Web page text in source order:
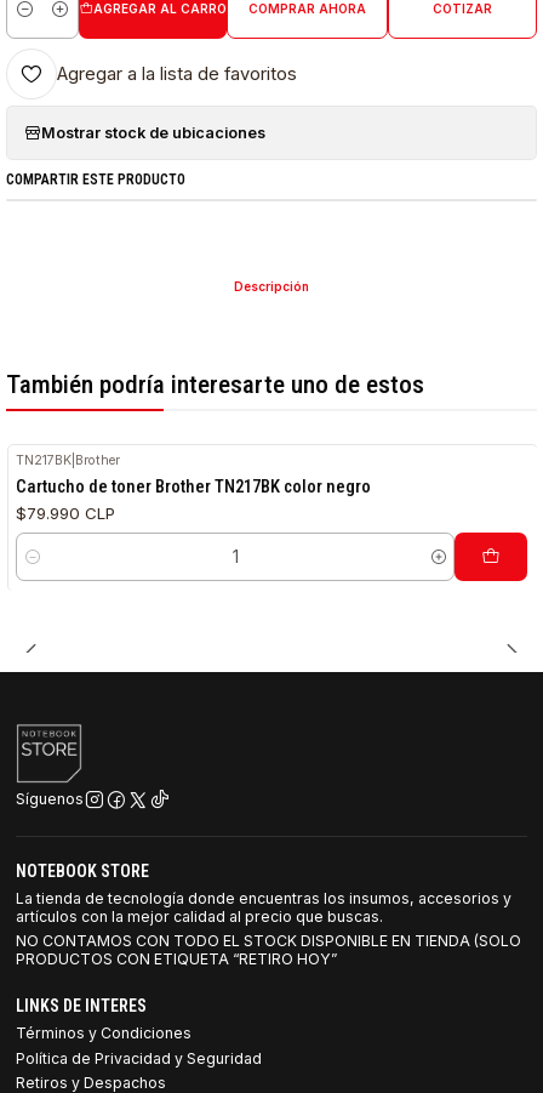
Cantidad
AGREGAR AL CARRO COMPRAR AHORA COTIZAR
Agregar a la lista de favoritos
Mostrar stock de ubicaciones
COMPARTIR ESTE PRODUCTO
Descripción
También podría interesarte uno de estos
TN217BK Brother
Cartucho de toner Brother TN217BK color negro
$79.990 CLP
Cantidad
Síguenos
NOTEBOOK STORE
La tienda de tecnología donde encuentras los insumos, accesorios y
artículos con la mejor calidad al precio que buscas.
NO CONTAMOS CON TODO EL STOCK DISPONIBLE EN TIENDA (SOLO
PRODUCTOS CON ETIQUETA “RETIRO HOY”
LINKS DE INTERES
Términos y Condiciones
Política de Privacidad y Seguridad
Retiros y Despachos